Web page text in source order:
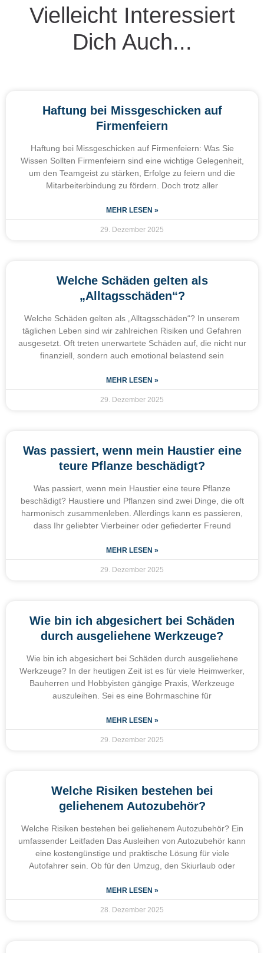
Vielleicht Interessiert
Dich Auch...
Haftung bei Missgeschicken auf
Firmenfeiern
Haftung bei Missgeschicken auf Firmenfeiern: Was Sie
Wissen Sollten Firmenfeiern sind eine wichtige Gelegenheit,
um den Teamgeist zu stärken, Erfolge zu feiern und die
Mitarbeiterbindung zu fördern. Doch trotz aller
MEHR LESEN »
29. Dezember 2025
Welche Schäden gelten als
„Alltagsschäden“?
Welche Schäden gelten als „Alltagsschäden“? In unserem
täglichen Leben sind wir zahlreichen Risiken und Gefahren
ausgesetzt. Oft treten unerwartete Schäden auf, die nicht nur
finanziell, sondern auch emotional belastend sein
MEHR LESEN »
29. Dezember 2025
Was passiert, wenn mein Haustier eine
teure Pflanze beschädigt?
Was passiert, wenn mein Haustier eine teure Pflanze
beschädigt? Haustiere und Pflanzen sind zwei Dinge, die oft
harmonisch zusammenleben. Allerdings kann es passieren,
dass Ihr geliebter Vierbeiner oder gefiederter Freund
MEHR LESEN »
29. Dezember 2025
Wie bin ich abgesichert bei Schäden
durch ausgeliehene Werkzeuge?
Wie bin ich abgesichert bei Schäden durch ausgeliehene
Werkzeuge? In der heutigen Zeit ist es für viele Heimwerker,
Bauherren und Hobbyisten gängige Praxis, Werkzeuge
auszuleihen. Sei es eine Bohrmaschine für
MEHR LESEN »
29. Dezember 2025
Welche Risiken bestehen bei
geliehenem Autozubehör?
Welche Risiken bestehen bei geliehenem Autozubehör? Ein
umfassender Leitfaden Das Ausleihen von Autozubehör kann
eine kostengünstige und praktische Lösung für viele
Autofahrer sein. Ob für den Umzug, den Skiurlaub oder
MEHR LESEN »
28. Dezember 2025